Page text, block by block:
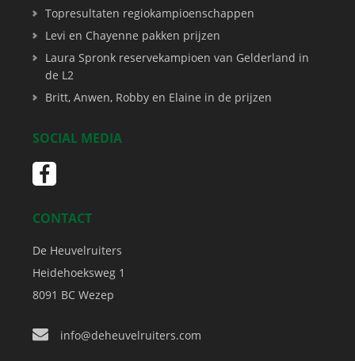
Topresultaten regiokampioenschappen
Levi en Chayenne pakken prijzen
Laura Spronk reservekampioen van Gelderland in
de L2
Britt, Anwen, Robby en Elaine in de prijzen
SOCIAL MEDIA
CONTACT
De Heuvelruiters
Heidehoeksweg 1
8091 BC Wezep
info@deheuvelruiters.com